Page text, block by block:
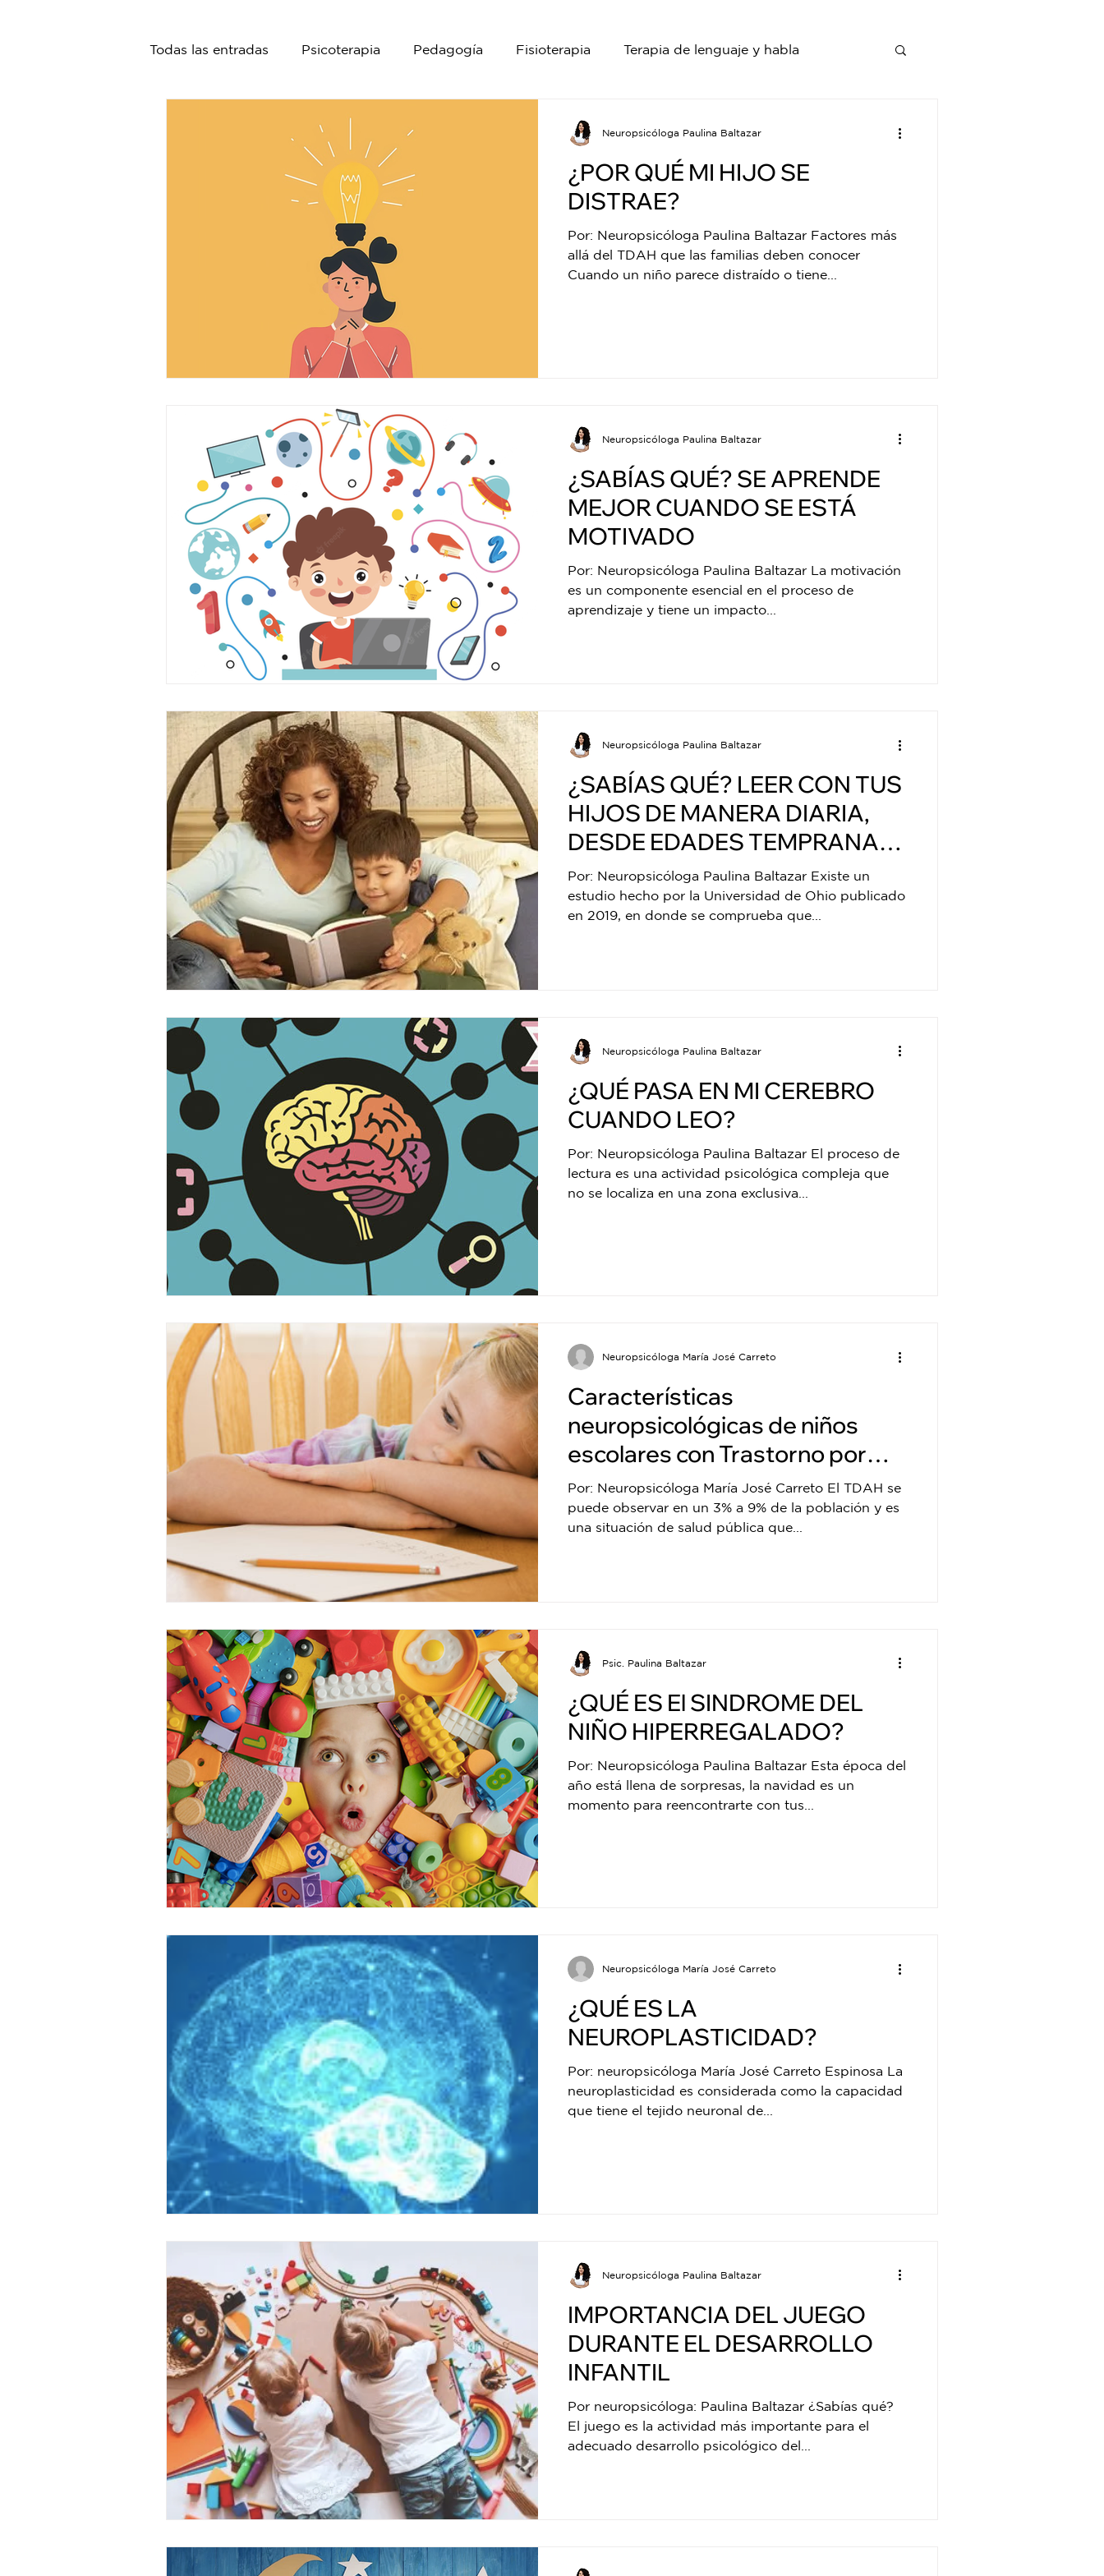
Todas las entradas Psicoterapia Pedagogía Fisioterapia Terapia de lenguaje y habla
¿POR QUÉ MI HIJO SE
DISTRAE?
Por: Neuropsicóloga Paulina Baltazar Factores más
allá del TDAH que las familias deben conocer
Cuando un niño parece distraído o tiene...
Neuropsicóloga Paulina Baltazar
¿SABÍAS QUÉ? SE APRENDE
MEJOR CUANDO SE ESTÁ
MOTIVADO
Por: Neuropsicóloga Paulina Baltazar La motivación
es un componente esencial en el proceso de
aprendizaje y tiene un impacto...
Neuropsicóloga Paulina Baltazar
¿SABÍAS QUÉ? LEER CON TUS
HIJOS DE MANERA DIARIA,
DESDE EDADES TEMPRANAS,
FAVORECE EL
NEURODESARROLLO
Por: Neuropsicóloga Paulina Baltazar Existe un
estudio hecho por la Universidad de Ohio publicado
en 2019, en donde se comprueba que...
Neuropsicóloga Paulina Baltazar
¿QUÉ PASA EN MI CEREBRO
CUANDO LEO?
Por: Neuropsicóloga Paulina Baltazar El proceso de
lectura es una actividad psicológica compleja que
no se localiza en una zona exclusiva...
Neuropsicóloga Paulina Baltazar
Características
neuropsicológicas de niños
escolares con Trastorno por
Déficit de Atención con
Hiperactividad
Por: Neuropsicóloga María José Carreto El TDAH se
puede observar en un 3% a 9% de la población y es
una situación de salud pública que...
Neuropsicóloga María José Carreto
¿QUÉ ES El SINDROME DEL
NIÑO HIPERREGALADO?
Por: Neuropsicóloga Paulina Baltazar Esta época del
año está llena de sorpresas, la navidad es un
momento para reencontrarte con tus...
Psic. Paulina Baltazar
¿QUÉ ES LA
NEUROPLASTICIDAD?
Por: neuropsicóloga María José Carreto Espinosa La
neuroplasticidad es considerada como la capacidad
que tiene el tejido neuronal de...
Neuropsicóloga María José Carreto
IMPORTANCIA DEL JUEGO
DURANTE EL DESARROLLO
INFANTIL
Por neuropsicóloga: Paulina Baltazar ¿Sabías qué?
El juego es la actividad más importante para el
adecuado desarrollo psicológico del...
Neuropsicóloga Paulina Baltazar